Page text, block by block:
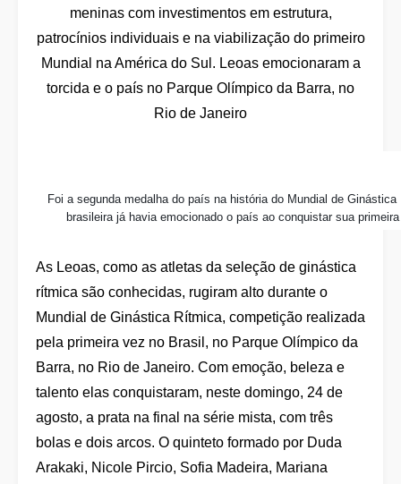
meninas com investimentos em estrutura,
patrocínios individuais e na viabilização do primeiro
Mundial na América do Sul. Leoas emocionaram a
torcida e o país no Parque Olímpico da Barra, no
Rio de Janeiro
Foi a segunda medalha do país na história do Mundial de
brasileira já havia emocionado o país ao conquistar sua
As Leoas, como as atletas da seleção de ginástica
rítmica são conhecidas, rugiram alto durante o
Mundial de Ginástica Rítmica, competição realizada
pela primeira vez no Brasil, no Parque Olímpico da
Barra, no Rio de Janeiro. Com emoção, beleza e
talento elas conquistaram, neste domingo, 24 de
agosto, a prata na final na série mista, com três
bolas e dois arcos. O quinteto formado por Duda
Arakaki, Nicole Pircio, Sofia Madeira, Mariana